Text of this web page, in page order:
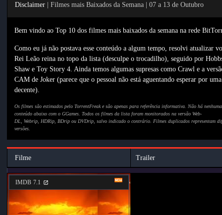
Disclaimer | Filmes mais Baixados da Semana | 07 a 13 de Outubro
Bem vindo ao Top 10 dos filmes mais baixados da semana na rede
Como eu já não postava esse conteúdo a algum tempo, resolvi atualizar
Rei Leão reina no topo da lista (desculpe o trocadilho), seguido por
Shaw e Toy Story 4. Ainda temos algumas supresas como Crawl e a
CAM de Joker (parece que o pessoal não está aguentando esperar por
decente).
Os filmes são estimados pelo TorrentFreak e são apenas para referência informativa. Não há
conteúdo abaixo com o GGames. Todos os filmes da lista foram monitorados na versão Web-
DL, Webrip, HDRip, BDrip ou DVDrip, salvo indicado o contrário. Filmes duplicados representam
versões.
Filme Trailer
IMDB 7.1